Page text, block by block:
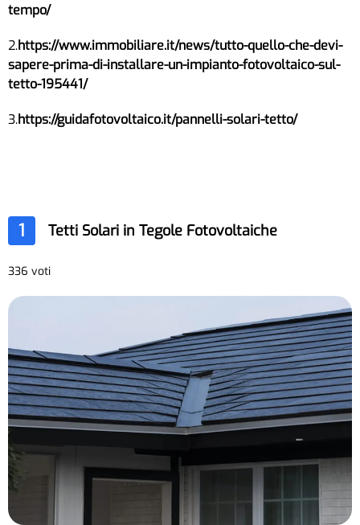
tempo/
2.https://www.immobiliare.it/news/tutto-quello-che-devi-
sapere-prima-di-installare-un-impianto-fotovoltaico-sul-
tetto-195441/
3.https://guidafotovoltaico.it/pannelli-solari-tetto/
1 Tetti Solari in Tegole Fotovoltaiche
336 voti